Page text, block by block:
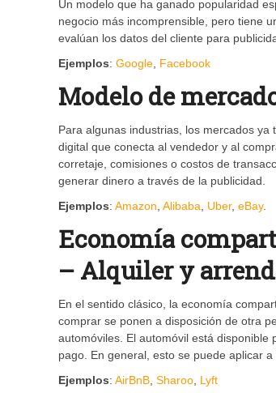
Un modelo que ha ganado popularidad
negocio más incomprensible, pero tiene
evalúan los datos del cliente para
Ejemplos: Google, Facebook
Modelo de
Para algunas industrias, los mercados
digital que conecta al vendedor y al
corretaje, comisiones o costos de
generar dinero a través de la publicidad.
Ejemplos: Amazon, Alibaba, Uber, eBay.
Economía
– Alquiler y
En el sentido clásico, la economía
comprar se ponen a disposición de otra
automóviles. El automóvil está
pago. En general, esto se puede aplicar
Ejemplos: AirBnB, Sharoo, Lyft